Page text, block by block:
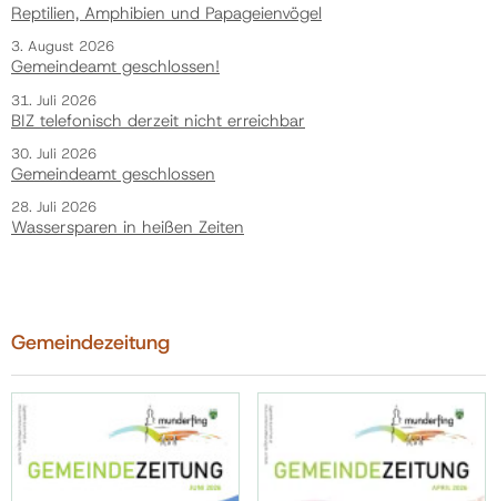
Reptilien, Amphibien und Papageienvögel
3. August 2026
Gemeindeamt geschlossen!
31. Juli 2026
BIZ telefonisch derzeit nicht erreichbar
30. Juli 2026
Gemeindeamt geschlossen
28. Juli 2026
Wassersparen in heißen Zeiten
Gemeindezeitung